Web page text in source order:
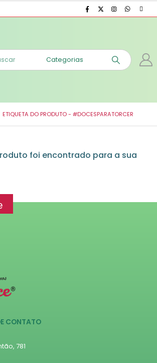
ETIQUETA DO PRODUTO - #DOCESPARATORCER
foi encontrado para a sua
CONTATO
781